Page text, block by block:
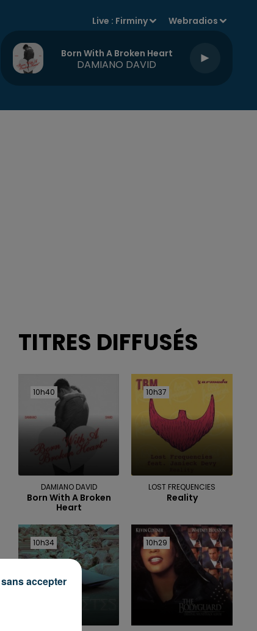
Live : Firminy Webradios
Born With A Broken Heart
DAMIANO DAVID
TITRES DIFFUSÉS
10h40
10h40
DAMIANO DAVID
Born With A Broken
Heart
10h37
10h37
LOST FREQUENCIES
Reality
10h34
10h34 10h29
10h29
accepter